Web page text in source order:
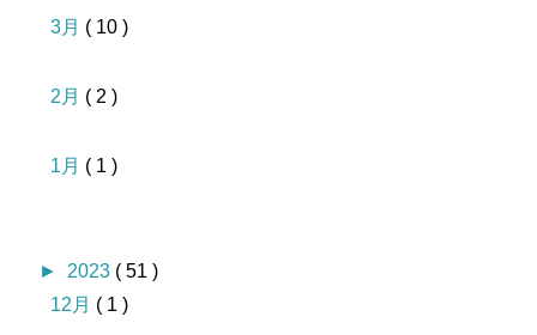
3月 ( 10 )
2月 ( 2 )
1月 ( 1 )
► 2023 ( 51 )
12月 ( 1 )